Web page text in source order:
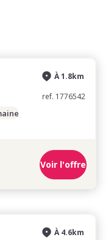
À 1.8km
ref. 1776542
Voir l'offre
À 4.6km